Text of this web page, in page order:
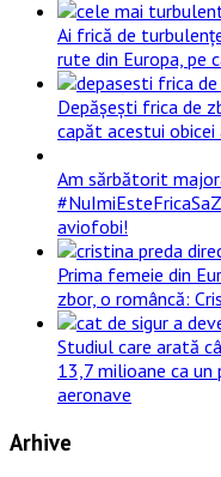
Ai frică de
rute din Europa, pe
Depășești frica de
capăt acestui
Am sărbătorit
aviofobi!
Prima femeie din
zbor, o româncă:
Studiul care arată
13,7 milioane ca un
aeronave
Arhive